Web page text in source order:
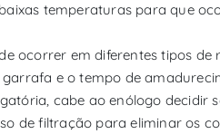
temperaturas para que
ocorrer em diferentes tipos de
e o tempo de
cabe ao enólogo decidir
de filtração para eliminar os